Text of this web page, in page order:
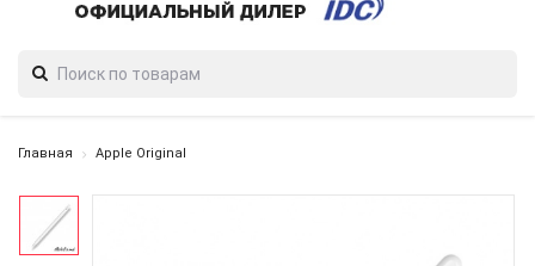
Главная Apple Original